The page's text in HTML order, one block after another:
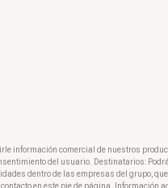
información comercial de nuestros
del usuario. Destinatarios:
dentro de las empresas del grupo,
en este pie de página. Información